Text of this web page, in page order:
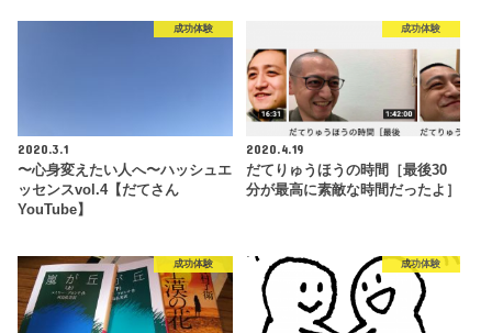
成功体験
2020.3.1
〜心身変えたい人へ〜ハッシュエ
ッセンスvol.4【だてさん
YouTube】
成功体験
2020.4.19
だてりゅうほうの時間［最後30
分が最高に素敵な時間だったよ］
成功体験 成功体験